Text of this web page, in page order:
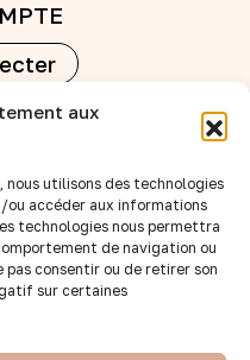
aux
utilisons des technologies
accéder aux informations
technologies nous permettra
de navigation ou
pas consentir ou de retirer son
sur certaines
vente
to B
: